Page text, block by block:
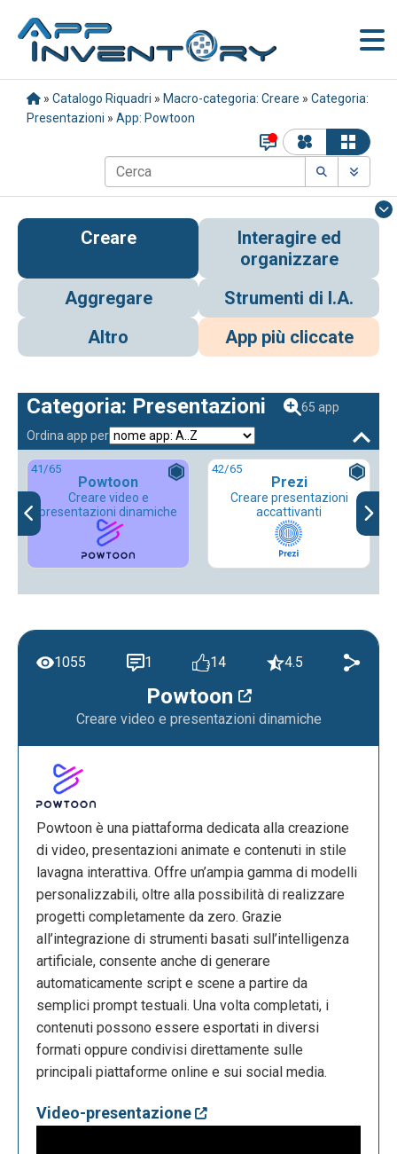
» Catalogo Riquadri » Macro-categoria: Creare » Categoria:
Presentazioni » App: Powtoon
Creare
Interagire ed
organizzare
Aggregare
Strumenti di I.A.
Altro
App più cliccate
Categoria: Presentazioni
65 app
Ordina app per
41/65
Powtoon
Creare video e
presentazioni dinamiche
42/65
Prezi
Creare presentazioni
accattivanti
Powtoon
Creare video e presentazioni dinamiche
1055 1 14 4.5
Powtoon è una piattaforma dedicata alla creazione
di video, presentazioni animate e contenuti in stile
lavagna interattiva. Offre un’ampia gamma di modelli
personalizzabili, oltre alla possibilità di realizzare
progetti completamente da zero. Grazie
all’integrazione di strumenti basati sull’intelligenza
artificiale, consente anche di generare
automaticamente script e scene a partire da
semplici prompt testuali. Una volta completati, i
contenuti possono essere esportati in diversi
formati oppure condivisi direttamente sulle
principali piattaforme online e sui social media.
Video-presentazione